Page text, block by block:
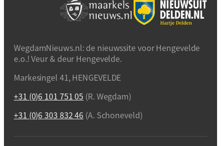
WegdamNieuws.nl: de nieuwssite voor Hengevelde
e.o.! Veur & deur Hengevelde.
Markesingel 41, HENGEVELDE
+31 (0)6 101 751 05 (R. Wegdam)
+31 (0)6 303 832 46 (A. Schoneveld)